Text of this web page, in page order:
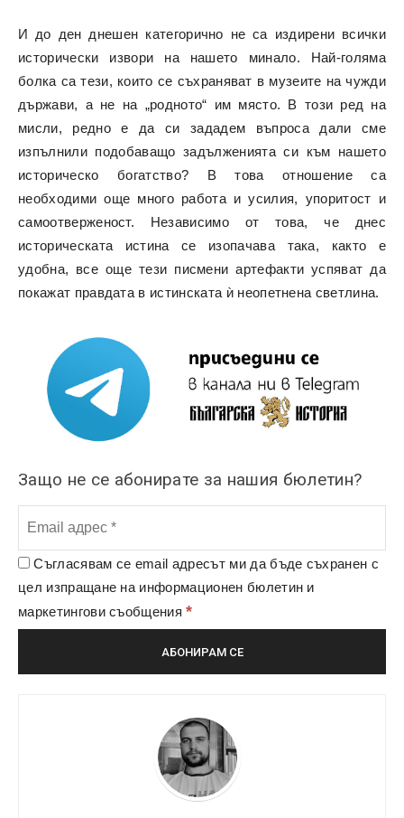
И до ден днешен категорично не са издирени всички
исторически извори на нашето минало. Най-голяма
болка са тези, които се съхраняват в музеите на чужди
държави, а не на „родното“ им място. В този ред на
мисли, редно е да си зададем въпроса дали сме
изпълнили подобаващо задълженията си към нашето
историческо богатство? В това отношение са
необходими още много работа и усилия, упоритост и
самоотверженост. Независимо от това, че днес
историческата истина се изопачава така, както е
удобна, все още тези писмени артефакти успяват да
покажат правдата в истинската ѝ неопетнена светлина.
Защо не се абонирате за нашия бюлетин?
Съгласявам се email адресът ми да бъде съхранен с
цел изпращане на информационен бюлетин и
маркетингови съобщения*